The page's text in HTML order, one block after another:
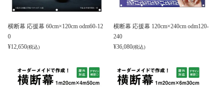
横断幕 応援幕 60cm×120cm odm60-12
0
¥12,650(税込)
横断幕 応援幕 120cm×240cm odm120-
240
¥36,080(税込)